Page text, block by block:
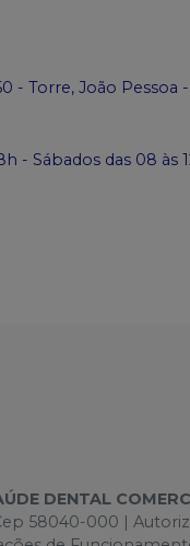
- Torre, João Pessoa
- Sábados das 08 às
DENTAL
58040-000 |